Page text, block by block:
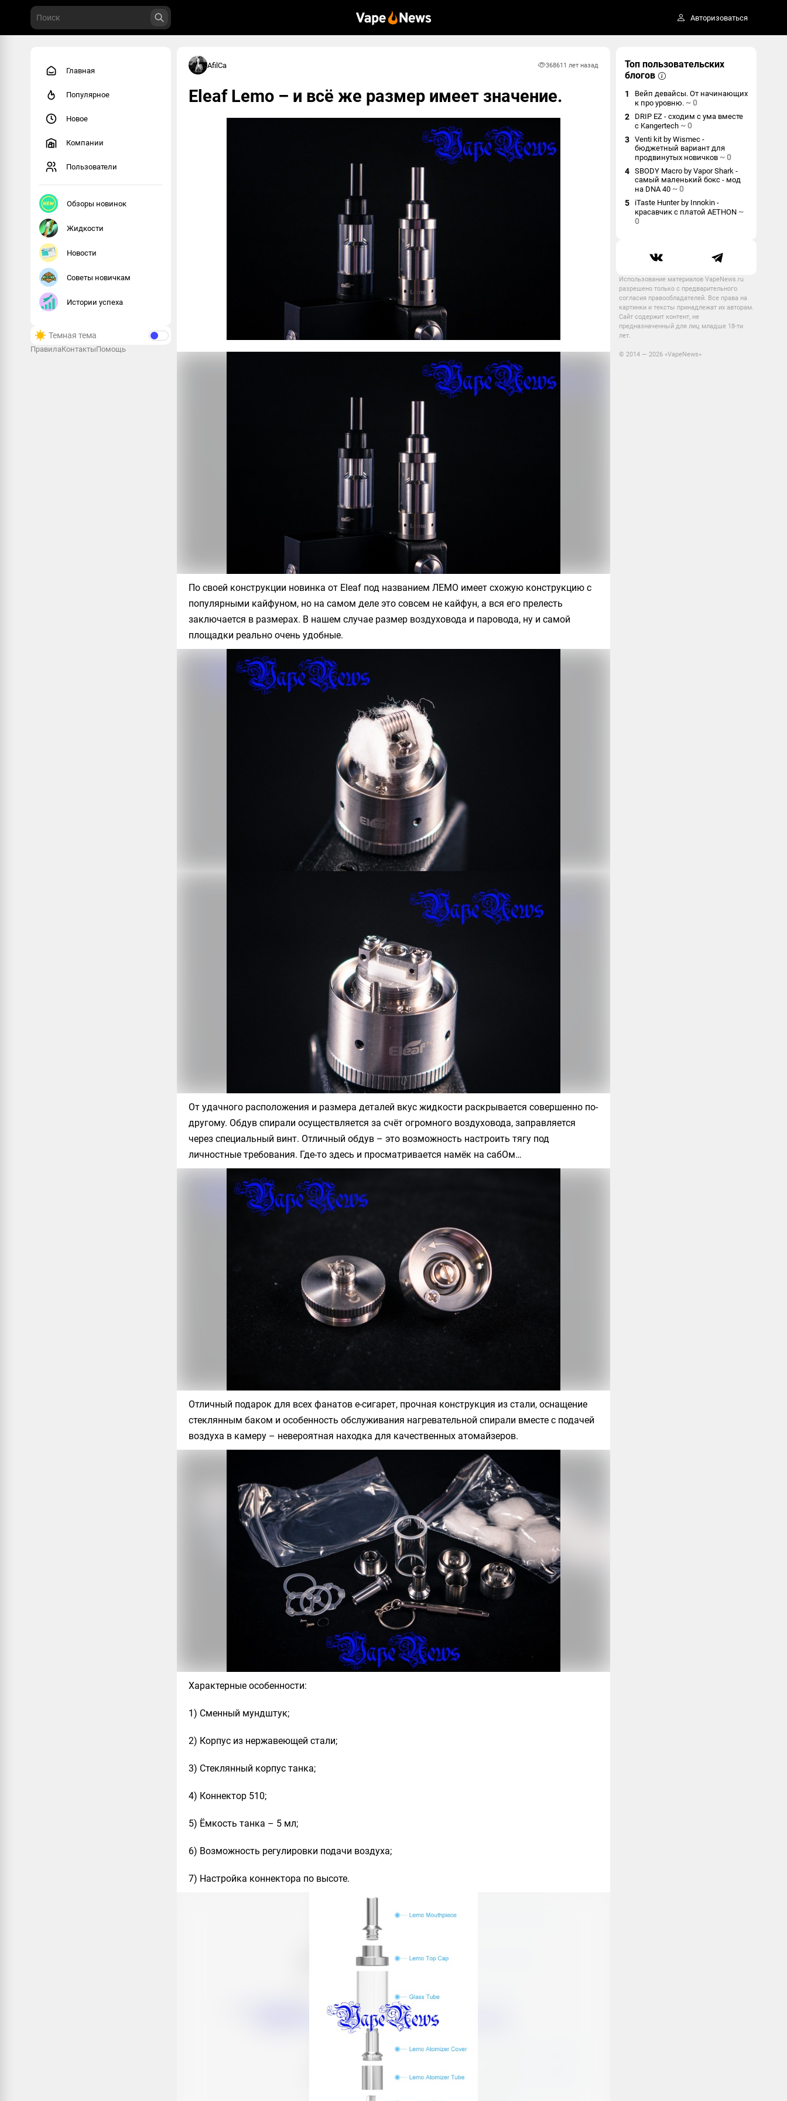
Авторизоваться
Главная
Популярное
Новое
Компании
Пользователи
Обзоры новинок
Жидкости
Новости
Советы новичкам
Истории успеха
Темная тема
ПравилаКонтактыПомощь
AfilCa 368611 лет назад
Eleaf Lemo – и всё же размер имеет значение.
По своей конструкции новинка от Eleaf под названием ЛЕМО имеет схожую конструкцию с
популярными кайфуном, но на самом деле это совсем не кайфун, а вся его прелесть
заключается в размерах. В нашем случае размер воздуховода и паровода, ну и самой
площадки реально очень удобные.
От удачного расположения и размера деталей вкус жидкости раскрывается совершенно по-
другому. Обдув спирали осуществляется за счёт огромного воздуховода, заправляется
через специальный винт. Отличный обдув – это возможность настроить тягу под
личностные требования. Где-то здесь и просматривается намёк на сабОм…
Отличный подарок для всех фанатов е-сигарет, прочная конструкция из стали, оснащение
стеклянным баком и особенность обслуживания нагревательной спирали вместе с подачей
воздуха в камеру – невероятная находка для качественных атомайзеров.
Характерные особенности:
1) Сменный мундштук;
2) Корпус из нержавеющей стали;
3) Стеклянный корпус танка;
4) Коннектор 510;
5) Ёмкость танка – 5 мл;
6) Возможность регулировки подачи воздуха;
7) Настройка коннектора по высоте.
Топ пользовательских
блогов
1
Вейп девайсы. От начинающих
к про уровню. ~0
2
DRIP EZ - сходим с ума вместе
с Kangertech ~0
3 Venti kit by Wismec -
бюджетный вариант для
продвинутых новичков ~0
4 SBODY Macro by Vapor Shark -
самый маленький бокс - мод
на DNA 40 ~0
5
iTaste Hunter by Innokin -
красавчик с платой AETHON ~
0
Использование материалов VapeNews.ru
разрешено только с предварительного
согласия правообладателей. Все права на
картинки и тексты принадлежат их авторам.
Сайт содержит контент, не
предназначенный для лиц младше 18-ти
лет.
© 2014 — 2026 «VapeNews»